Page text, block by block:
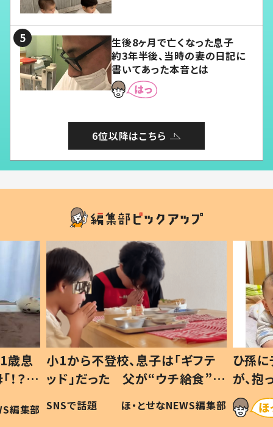
生後8ヶ月で亡くなった息子
約3年半後、当時の妻の日記に
書いてあった本音とは
6位以降はこちら
歳息
？」
編集部
小1から不登校、息子は「ギフテ
ッド」だった 父が“ウチ給食”を
作り続ける理由とは #令和の親
#令和の子
SNSで話題 ほ・とせなNEWS編集部
ひ孫
が、
「涙が
い」